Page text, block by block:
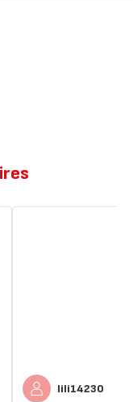
lili14230